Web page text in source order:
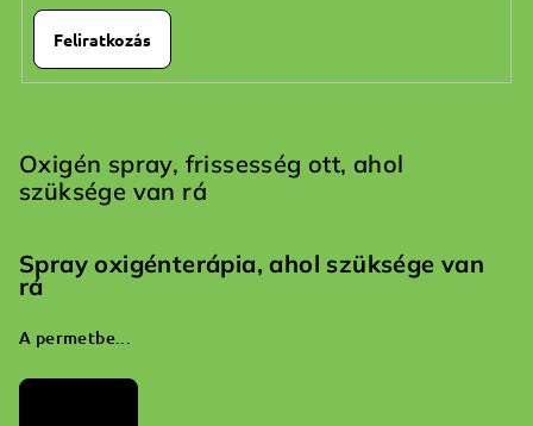
Feliratkozás
Oxigén spray, frissesség ott, ahol
szüksége van rá
Spray oxigénterápia, ahol szüksége van
rá
A permetbe...